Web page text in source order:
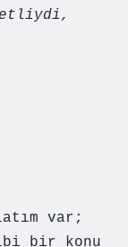
var;
bir konu